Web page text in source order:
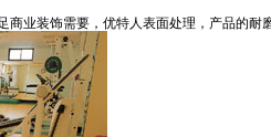
业装饰需要，优特人表面处理，产品的